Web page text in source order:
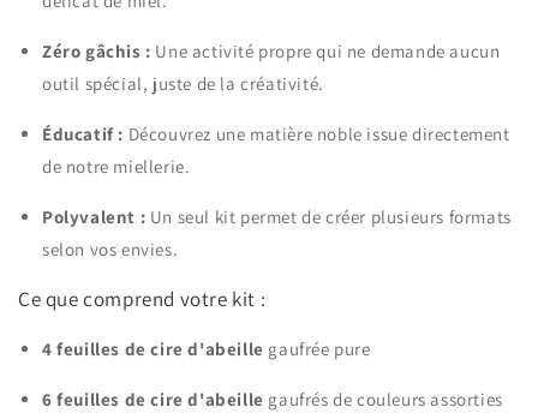
Zéro gâchis : Une activité propre qui ne demande aucun
outil spécial, juste de la créativité.
Éducatif : Découvrez une matière noble issue directement
de notre miellerie.
Polyvalent : Un seul kit permet de créer plusieurs formats
selon vos envies.
Ce que comprend votre kit :
4 feuilles de cire d'abeille gaufrée pure
6 feuilles de cire d'abeille gaufrés de couleurs assorties